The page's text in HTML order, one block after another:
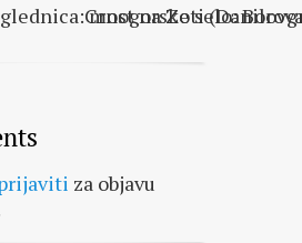
most na Zeti
Crnogorsko selo:
za objavu